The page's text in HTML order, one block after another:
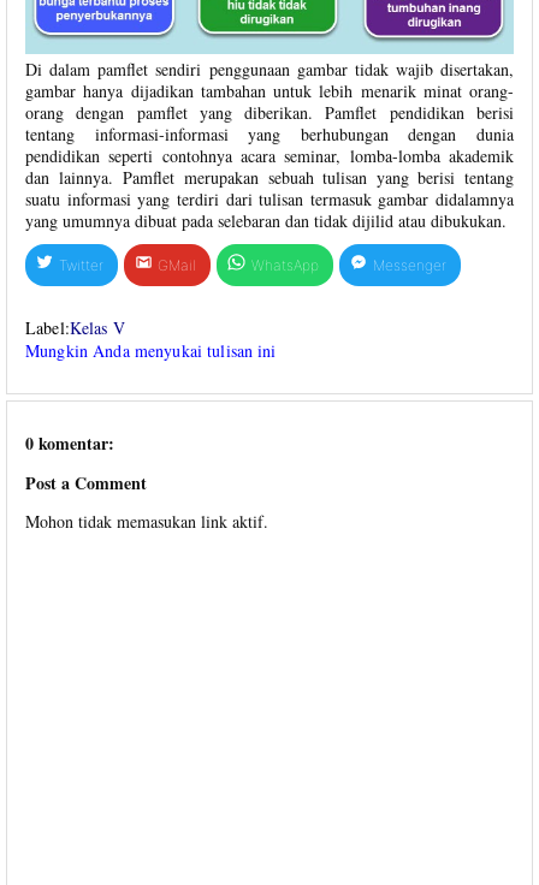
Di dalam pamflet sendiri penggunaan gambar tidak wajib disertakan,
gambar hanya dijadikan tambahan untuk lebih menarik minat orang-
orang dengan pamflet yang diberikan. Pamflet pendidikan berisi
tentang informasi-informasi yang berhubungan dengan dunia
pendidikan seperti contohnya acara seminar, lomba-lomba akademik
dan lainnya. Pamflet merupakan sebuah tulisan yang berisi tentang
suatu informasi yang terdiri dari tulisan termasuk gambar didalamnya
yang umumnya dibuat pada selebaran dan tidak dijilid atau dibukukan.
Twitter GMail WhatsApp Messenger
Label:Kelas V
Mungkin Anda menyukai tulisan ini
0 komentar:
Post a Comment
Mohon tidak memasukan link aktif.